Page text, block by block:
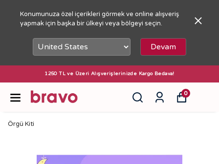
Konumunuza özel içerikleri görmek ve online alışveriş
yapmak için başka bir ülkeyi veya bölgeyi seçin.
Devam
1250 TL ve Üzeri Alışverişlerinizde Kargo Bedava!
0
Örgü Kiti